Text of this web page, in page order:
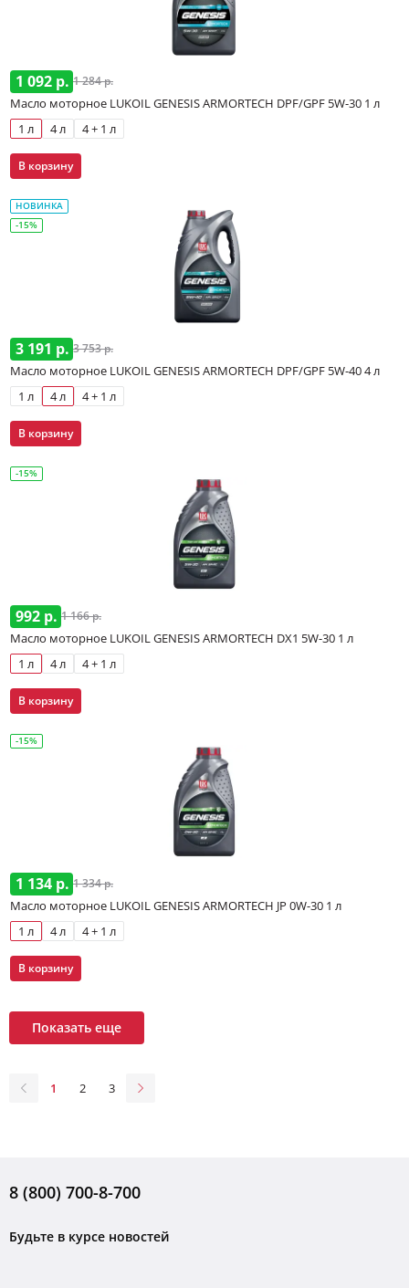
1 092 р. 1 284 р.
Масло моторное LUKOIL GENESIS ARMORTECH DPF/GPF 5W-30 1 л
1 л
4 л 4 + 1 л
В корзину
НОВИНКА
-15%
3 191 р. 3 753 р.
Масло моторное LUKOIL GENESIS ARMORTECH DPF/GPF 5W-40 4 л
1 л
4 л 4 + 1 л
В корзину
-15%
992 р. 1 166 р.
Масло моторное LUKOIL GENESIS ARMORTECH DX1 5W-30 1 л
1 л
4 л 4 + 1 л
В корзину
-15%
1 134 р. 1 334 р.
Масло моторное LUKOIL GENESIS ARMORTECH JP 0W-30 1 л
1 л
4 л 4 + 1 л
В корзину
Показать еще
1 2 3
8 (800) 700-8-700
Будьте в курсе новостей